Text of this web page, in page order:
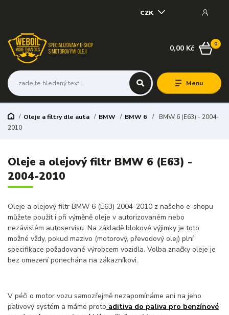
Menu
CZK
0
0,00 Kč
Oleje a filtry dle auta BMW BMW 6
BMW 6 (E63) - 2004-
2010
Oleje a olejový filtr BMW 6 (E63) -
2004-2010
Oleje a olejový filtr BMW 6 (E63) 2004-2010 z našeho e-shopu
můžete použít i při výměně oleje v autorizovaném nebo
nezávislém autoservisu. Na základě blokové výjimky je toto
možné vždy, pokud mazivo (motorový, převodový olej) plní
specifikace požadované výrobcem vozidla. Volba značky oleje je
bez omezení ponechána na zákazníkovi.
V péči o motor vozu samozřejmě nezapomínáme ani na jeho
palivový systém a máme proto aditiva do paliva pro benzínové